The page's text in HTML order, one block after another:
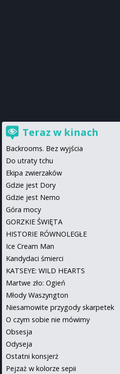
Teraz w kinach
Backrooms. Bez wyjścia
Do utraty tchu
Ekipa zwierzaków
Gdzie jest Dory
Gdzie jest Nemo
Góra mocy
GORZKIE ŚWIĘTA
HISTORIE RÓWNOLEGŁE
Ice Cream Man
Kandydaci śmierci
KATSEYE: WILD HEARTS
Martwe zło: Ogień
Młody Waszyngton
Niesamowite przygody skarpetek
O czym sobie nie mówimy
Obsesja
Odyseja
Ostatni konsjerż
Pejzaż w kolorze sepii